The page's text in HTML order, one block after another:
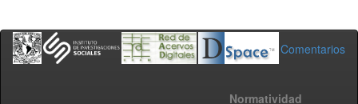
Comentarios
Normatividad